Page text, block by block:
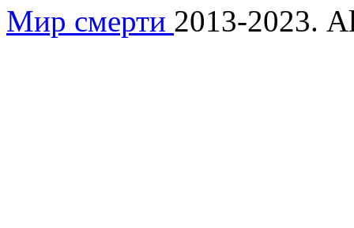
Мир смерти 2013-2023.